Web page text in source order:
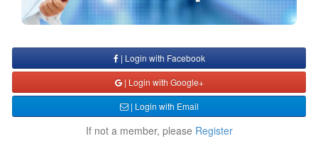
| Login with Facebook
| Login with Google+
| Login with Email
If not a member, please Register